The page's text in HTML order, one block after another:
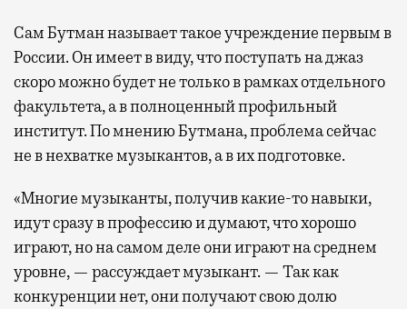
Сам Бутман называет такое учреждение первым в
России. Он имеет в виду, что поступать на джаз
скоро можно будет не только в рамках отдельного
факультета, а в полноценный профильный
институт. По мнению Бутмана, проблема сейчас
не в нехватке музыкантов, а в их подготовке.
«Многие музыканты, получив какие-то навыки,
идут сразу в профессию и думают, что хорошо
играют, но на самом деле они играют на среднем
уровне, — рассуждает музыкант. — Так как
конкуренции нет, они получают свою долю